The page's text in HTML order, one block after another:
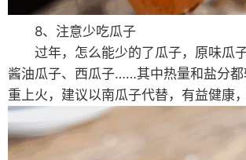
8、注意少吃瓜子
过年，怎么能少的了瓜子，原味瓜
酱油瓜子、西瓜子……其中热量和盐分都
重上火，建议以南瓜子代替，有益健康